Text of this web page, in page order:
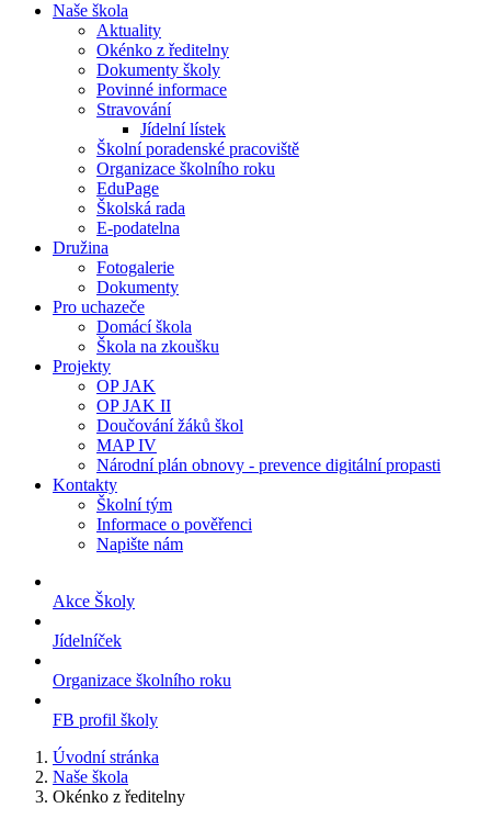
Naše škola
Aktuality
Okénko z ředitelny
Dokumenty školy
Povinné informace
Stravování
Jídelní lístek
Školní poradenské pracoviště
Organizace školního roku
EduPage
Školská rada
E-podatelna
Družina
Fotogalerie
Dokumenty
Pro uchazeče
Domácí škola
Škola na zkoušku
Projekty
OP JAK
OP JAK II
Doučování žáků škol
MAP IV
Národní plán obnovy - prevence digitální propasti
Kontakty
Školní tým
Informace o pověřenci
Napište nám
Akce Školy
Jídelníček
Organizace školního roku
FB profil školy
Úvodní stránka
Naše škola
Okénko z ředitelny